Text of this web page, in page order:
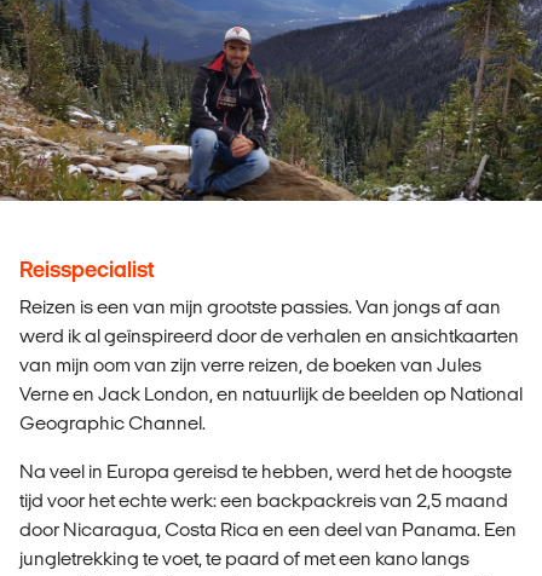
Reisspecialist
Reizen is een van mijn grootste passies. Van jongs af aan
werd ik al geïnspireerd door de verhalen en ansichtkaarten
van mijn oom van zijn verre reizen, de boeken van Jules
Verne en Jack London, en natuurlijk de beelden op National
Geographic Channel.
Na veel in Europa gereisd te hebben, werd het de hoogste
tijd voor het echte werk: een backpackreis van 2,5 maand
door Nicaragua, Costa Rica en een deel van Panama. Een
jungletrekking te voet, te paard of met een kano langs